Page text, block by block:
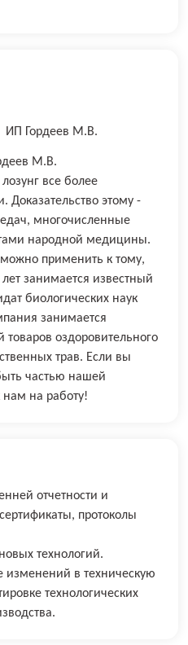
ИП Гордеев М.В.
М.В.
все более
этому -
многочисленные
народной медицины.
применить к тому,
занимается известный
биологических наук
занимается
оздоровительного
трав. Если вы
частью нашей
на работу!
отчетности и
протоколы
технологий.
изменений в техническую
технологических